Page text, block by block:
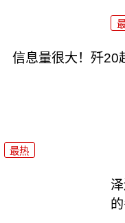
信息量很大！歼20
最热